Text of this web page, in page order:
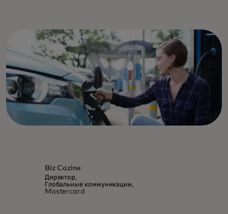
Biz Cozine
Директор,
Глобальные коммуникации,
Mastercard